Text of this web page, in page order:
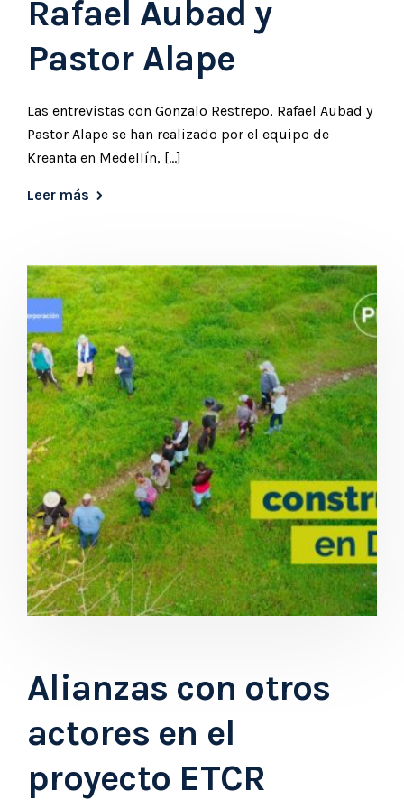
Rafael Aubad y
Pastor Alape
Las entrevistas con Gonzalo Restrepo, Rafael Aubad y
Pastor Alape se han realizado por el equipo de
Kreanta en Medellín, […]
Leer más
Alianzas con otros
actores en el
proyecto ETCR